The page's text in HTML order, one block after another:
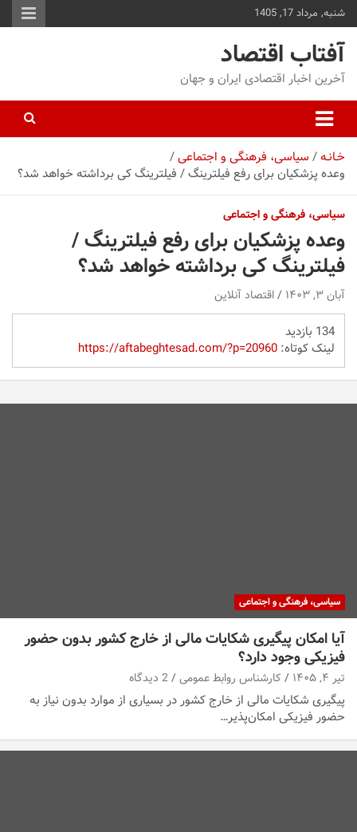
شنبه, مرداد 17, 1405
آفتاب اقتصاد
آخرین اخبار اقتصادی ایران و جهان
خـانـه سیاسی، فرهنگی و اجتماعی
وعده پزشکیان برای رفع فیلترینگ / فیلترینگ کی برداشته خواهد شد؟
سیاسی، فرهنگی و اجتماعی
وعده پزشکیان برای رفع فیلترینگ /
فیلترینگ کی برداشته خواهد شد؟
آبان ۳, ۱۴۰۳ اقتصاد آنلاین
134 بازدید
لینک کوتاه:https://aftabeghtesad.com/?p=20960
سیاسی، فرهنگی و اجتماعی
آیا امکان پیگیری شکایات مالی از خارج کشور بدون حضور
فیزیکی وجود دارد؟
تیر ۴, ۱۴۰۵ کارشناس روابط عمومی 2 دیدگاه
پیگیری شکایات مالی از خارج کشور در بسیاری از موارد بدون نیاز به
حضور فیزیکی امکان‌پذیر…